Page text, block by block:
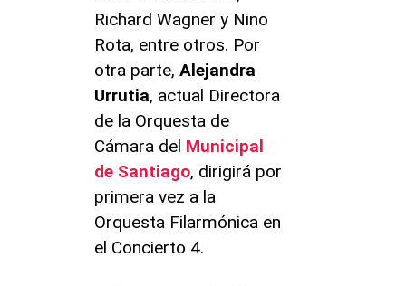
Richard Wagner y Nino
Rota, entre otros. Por
otra parte, Alejandra
Urrutia, actual Directora
de la Orquesta de
Cámara del Municipal
de Santiago, dirigirá por
primera vez a la
Orquesta Filarmónica en
el Concierto 4.